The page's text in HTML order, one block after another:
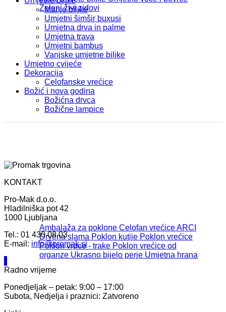
Zeleni živi zidovi
Ambalaža za poklone Celofan vrećice ARCI
Drvena slama Poklon kutije Poklon vrećice
Poklon vrpce - trake Poklon vrećice od
organze Ukrasno bijelo perje Umjetna hrana
Manje biljke
Umjetni šimšir buxusi
Umjetna drva in palme
Umjetna trava
Umjetni bambus
Vanjske umjetne biljke
Umjetno cvijeće
Dekoracija
Celofanske vrećice
Božić i nova godina
Božićna drvca
Božične lampice
KONTAKT
Pro-Mak d.o.o.
Hladilniška pot 42
1000 Ljubljana
Tel.: 01 430 08 03
E-mail: info@promak.si
Radno vrijeme
Ponedjeljak – petak: 9:00 – 17:00
Subota, Nedjelja i praznici: Zatvoreno